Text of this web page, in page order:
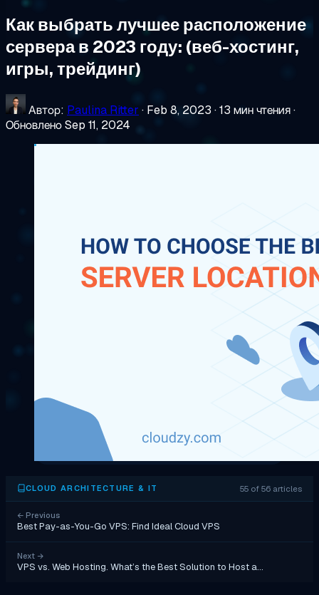
Как выбрать лучшее расположение
сервера в 2023 году: (веб-хостинг,
игры, трейдинг)
Автор: Paulina Ritter · Feb 8, 2023 ·13 мин чтения·
Обновлено Sep 11, 2024
CLOUD ARCHITECTURE & IT 55 of 56 articles
← Previous
Best Pay-as-You-Go VPS: Find Ideal Cloud VPS
Next →
VPS vs. Web Hosting. What’s the Best Solution to Host a…